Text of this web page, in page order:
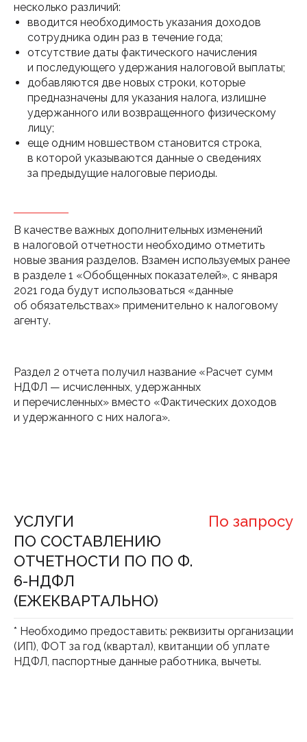
несколько различий:
вводится необходимость указания доходов
сотрудника один раз в течение года;
отсутствие даты фактического начисления
и последующего удержания налоговой выплаты;
добавляются две новых строки, которые
предназначены для указания налога, излишне
удержанного или возвращенного физическому
лицу;
еще одним новшеством становится строка,
в которой указываются данные о сведениях
за предыдущие налоговые периоды.
В качестве важных дополнительных изменений
в налоговой отчетности необходимо отметить
новые звания разделов. Взамен используемых ранее
в разделе 1 «Обобщенных показателей», с января
2021 года будут использоваться «данные
об обязательствах» применительно к налоговому
агенту.
Раздел 2 отчета получил название «Расчет сумм
НДФЛ — исчисленных, удержанных
и перечисленных» вместо «Фактических доходов
и удержанного с них налога».
УСЛУГИ
ПО СОСТАВЛЕНИЮ
ОТЧЕТНОСТИ ПО ПО Ф.
6-НДФЛ
(ЕЖЕКВАРТАЛЬНО)
По запросу
* Необходимо предоставить: реквизиты организации
(ИП), ФОТ за год (квартал), квитанции об уплате
НДФЛ, паспортные данные работника, вычеты.